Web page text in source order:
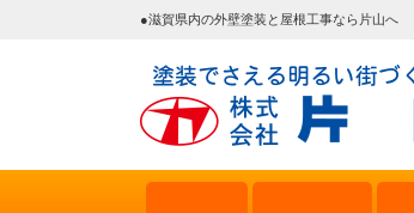
●滋賀県内の外壁塗装と屋根工事なら片山へ